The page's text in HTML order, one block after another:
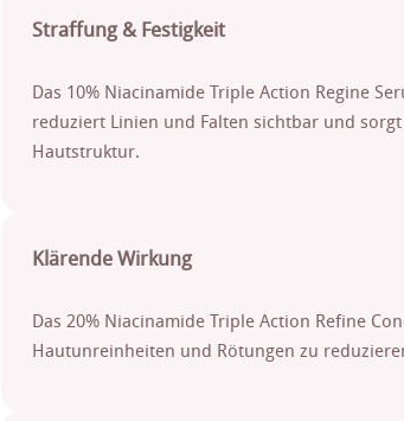
Straffung & Festigkeit
Das 10% Niacinamide Triple Action Regine
reduziert Linien und Falten sichtbar und
Hautstruktur.
Klärende Wirkung
Das 20% Niacinamide Triple Action Refine
Hautunreinheiten und Rötungen zu